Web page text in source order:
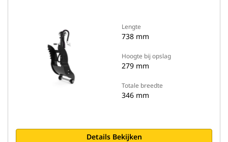
Lengte
738 mm
Hoogte bij opslag
279 mm
Totale breedte
346 mm
Details Bekijken